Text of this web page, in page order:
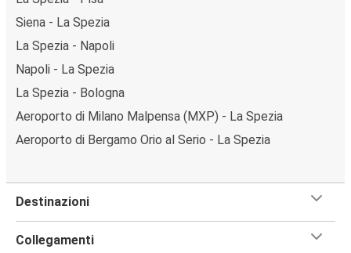
Siena - La Spezia
La Spezia - Napoli
Napoli - La Spezia
La Spezia - Bologna
Aeroporto di Milano Malpensa (MXP) - La Spezia
Aeroporto di Bergamo Orio al Serio - La Spezia
Destinazioni
Collegamenti